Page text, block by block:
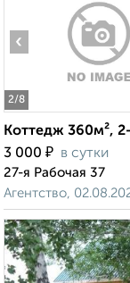
2/8
‹
Коттедж 360м²,
3 000 ₽ в сутки
27-я Рабочая 37
Агентство,